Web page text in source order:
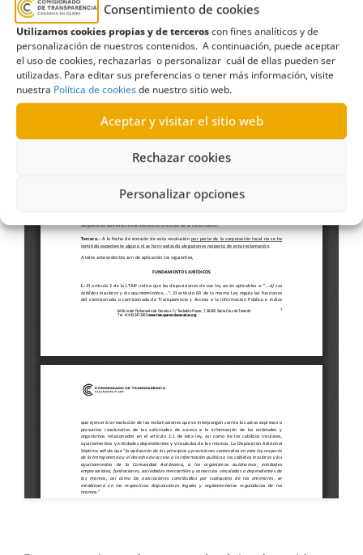
Consentimiento de cookies
Utilizamos cookies propias y de terceroscon fines analíticos y de
personalización de nuestros contenidos. A continuación, puede aceptar
el uso de cookies, rechazarlas o personalizar cuál de ellas pueden ser
utilizadas. Para editar sus preferencias o tener más información, visite
nuestra Política de cookiesde nuestro sitio web.
Aceptar y visitar el sitio web
Rechazar cookies
Personalizar opciones